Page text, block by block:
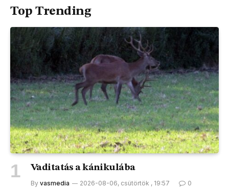
Top Trending
Vaditatás a kánikulába
By vasmedia 2026-08-06, csütörtök , 19:57 0